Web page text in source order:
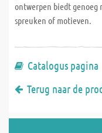
ontwerpen biedt genoeg
spreuken of motieven.
Catalogus pagina
Terug naar de